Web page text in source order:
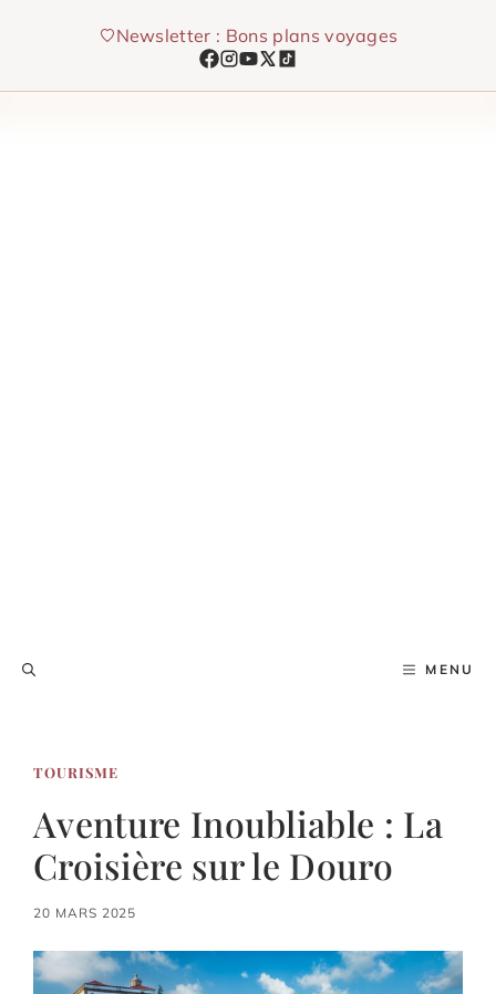
Newsletter : Bons plans voyages
MENU
TOURISME
Aventure Inoubliable : La
Croisière sur le Douro
20 MARS 2025